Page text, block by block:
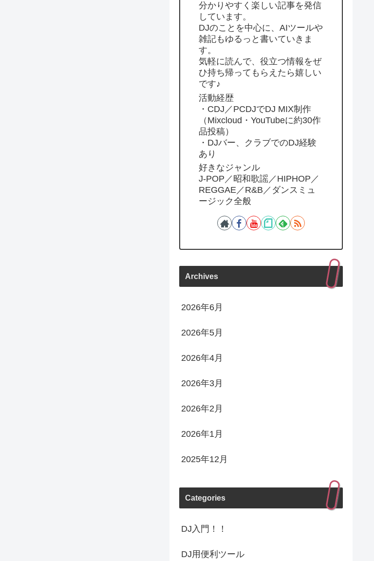
分かりやすく楽しい記事を発信
しています。
DJのことを中心に、AIツールや
雑記もゆるっと書いていきま
す。
気軽に読んで、役立つ情報をぜ
ひ持ち帰ってもらえたら嬉しい
です♪
活動経歴
・CDJ／PCDJでDJ MIX制作
（Mixcloud・YouTubeに約30作
品投稿）
・DJバー、クラブでのDJ経験
あり
好きなジャンル
J-POP／昭和歌謡／HIPHOP／
REGGAE／R&B／ダンスミュ
ージック全般
Archives
2026年6月
2026年5月
2026年4月
2026年3月
2026年2月
2026年1月
2025年12月
Categories
DJ入門！！
DJ用便利ツール